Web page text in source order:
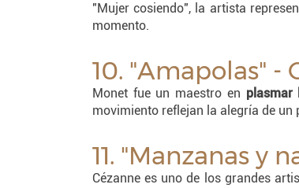
"Mujer cosiendo", la artista
momento.
10. "Amapolas" -
Monet fue un maestro en plasmar
movimiento reflejan la alegría de un
11. "Manzanas y
Cézanne es uno de los grandes